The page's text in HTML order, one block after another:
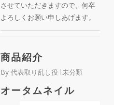
させていただきますので、何卒
よろしくお願い申しあげます。
商品紹介
By 代表取り乱し役 未分類
オータムネイル